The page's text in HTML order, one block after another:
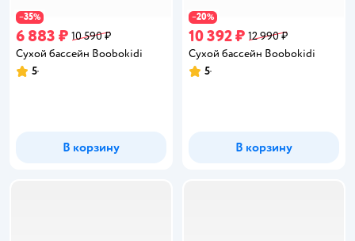
−35%
6 883 ₽ 10 590 ₽
Сухой бассейн Boobokidi
Рейтинг:
5
В корзину
−20%
10 392 ₽ 12 990 ₽
Сухой бассейн Boobokidi
Рейтинг:
5
В корзину